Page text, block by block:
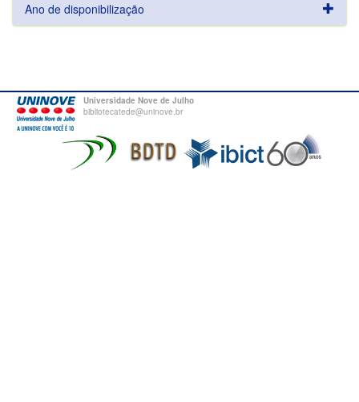
Ano de disponibilização
Universidade Nove de Julho
bibliotecatede@uninove.br